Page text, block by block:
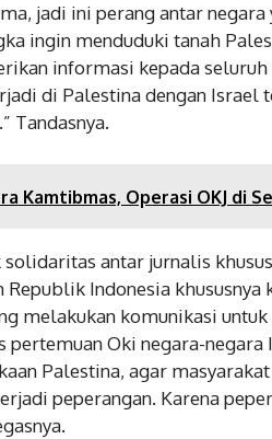
jadi ini perang antar negara
ingin menduduki tanah
informasi kepada
di Palestina dengan Israel
Tandasnya.
Kamtibmas, Operasi OKJ di
antar jurnalis
Indonesia khususnya
melakukan komunikasi
Oki negara-negara
Palestina, agar
peperangan. Karena